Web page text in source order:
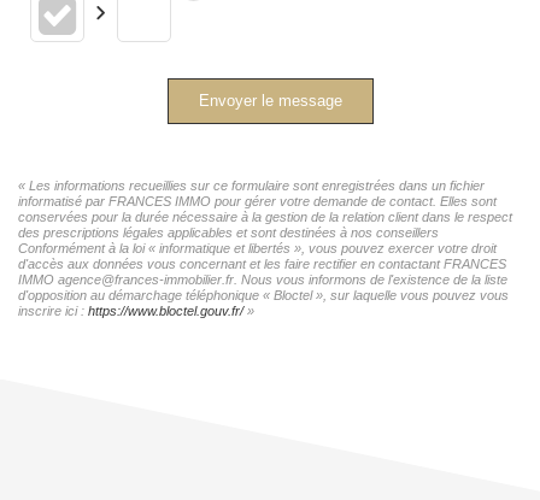
Envoyer le message
« Les informations recueillies sur ce formulaire sont enregistrées dans un fichier
informatisé par FRANCES IMMO pour gérer votre demande de contact. Elles sont
conservées pour la durée nécessaire à la gestion de la relation client dans le respect
des prescriptions légales applicables et sont destinées à nos conseillers
Conformément à la loi « informatique et libertés », vous pouvez exercer votre droit
d'accès aux données vous concernant et les faire rectifier en contactant FRANCES
IMMO agence@frances-immobilier.fr. Nous vous informons de l'existence de la liste
d'opposition au démarchage téléphonique « Bloctel », sur laquelle vous pouvez vous
inscrire ici : https://www.bloctel.gouv.fr/»